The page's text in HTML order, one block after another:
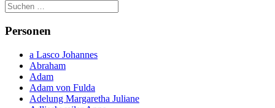
Personen
a Lasco Johannes
Abraham
Adam
Adam von Fulda
Adelung Margaretha Juliane